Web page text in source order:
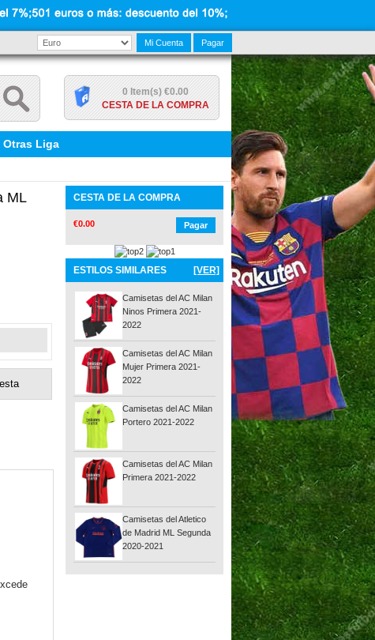
Pagar
Mi Cuenta
0 Item(s) €0.00
CESTA DE LA COMPRA
Otras Liga
ML
CESTA DE LA COMPRA
€0.00 Pagar
ESTILOS SIMILARES [VER]
Camisetas del AC Milan
Ninos Primera 2021-
2022
Camisetas del AC Milan
Mujer Primera 2021-
2022
Camisetas del AC Milan
Portero 2021-2022
Camisetas del AC Milan
Primera 2021-2022
Camisetas del Atletico
de Madrid ML Segunda
2020-2021